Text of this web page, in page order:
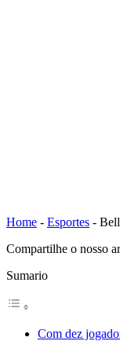
Home - Esportes -
Compartilhe o nosso
Sumario
Com dez